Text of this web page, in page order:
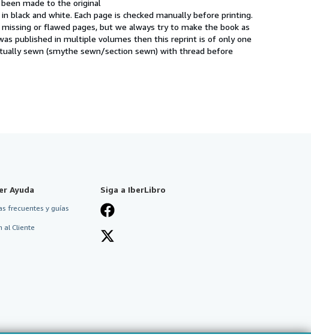
made to the original
and white. Each page is checked manually before printing.
or flawed pages, but we always try to make the book as
published in multiple volumes then this reprint is of only one
sewn (smythe sewn/section sewn) with thread before
Ayuda
frecuentes y guías
al Cliente
Siga a IberLibro